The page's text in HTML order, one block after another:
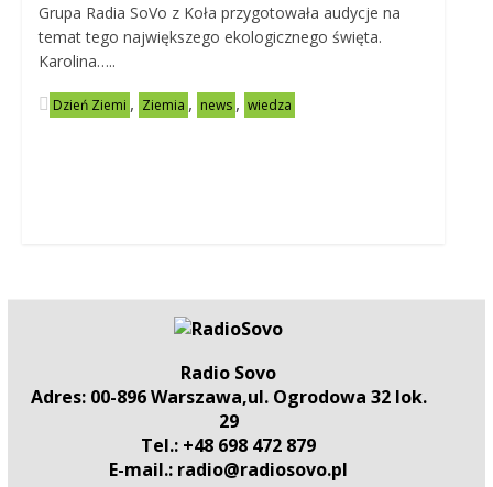
Grupa Radia SoVo z Koła przygotowała audycje na
temat tego największego ekologicznego święta.
Karolina…..
Dzień Ziemi , Ziemia , news , wiedza
Radio Sovo
Adres: 00-896 Warszawa,ul. Ogrodowa 32 lok.
29
Tel.: +48 698 472 879
E-mail.: radio@radiosovo.pl